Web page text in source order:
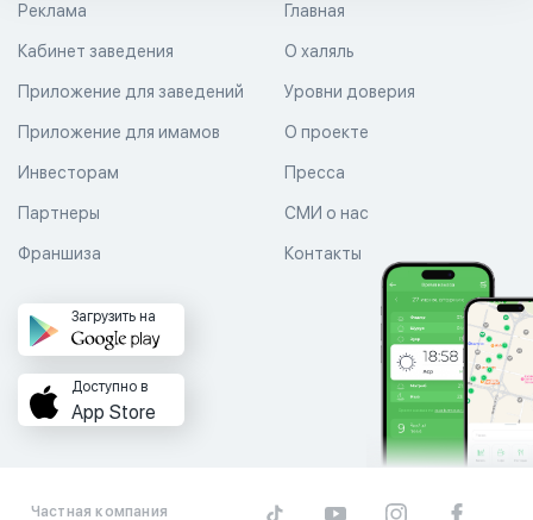
Главная
О халяль
Уровни доверия
Реклама
Кабинет заведения
Приложение для заведений
Приложение для имамов О проекте
Пресса
СМИ о нас
Контакты
Инвесторам
Партнеры
Франшиза
Загрузить на
Доступно в
App Store
Частная компания